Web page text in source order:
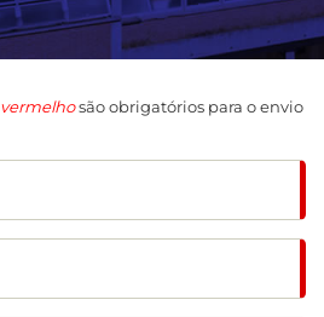
vermelhosão obrigatórios para o envio